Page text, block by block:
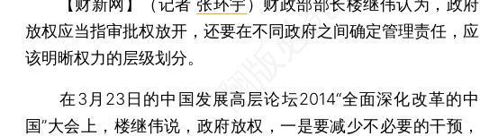
放权应当指审批权放开，还要在不同政府之间确定管理责任，应
该明晰权力的层级划分。
在3月23日的中国发展高层论坛2014“全面深化改革的中
国”大会上，楼继伟说，政府放权，一是要减少不必要的干预，